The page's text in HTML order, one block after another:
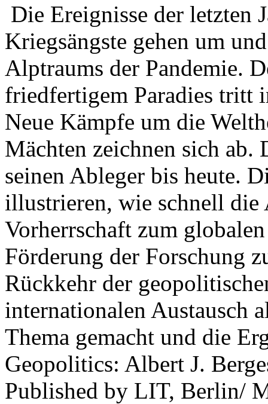
Die Ereignisse der letzten
Kriegsängste gehen um
Alptraums der Pandemie.
friedfertigem Paradies tritt
Neue Kämpfe um die
Mächten zeichnen sich
seinen Ableger bis heute.
illustrieren, wie schnell die
Vorherrschaft zum
Förderung der Forschung
Rückkehr der
internationalen Austausch
Thema gemacht und die
Geopolitics: Albert J.
Published by LIT, Berlin/